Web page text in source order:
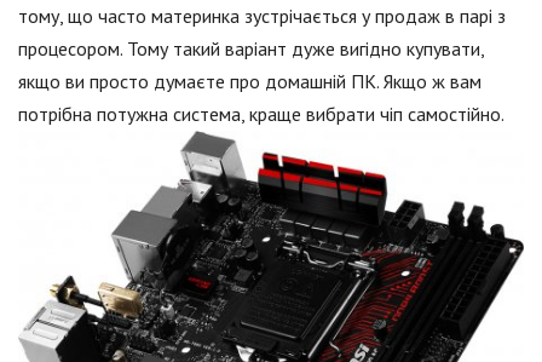
тому, що часто материнка зустрічається у продаж в парі з
процесором. Тому такий варіант дуже вигідно купувати,
якщо ви просто думаєте про домашній ПК. Якщо ж вам
потрібна потужна система, краще вибрати чіп самостійно.